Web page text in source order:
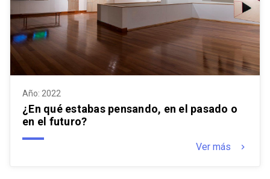
Año: 2022
¿En qué estabas pensando, en el pasado o
en el futuro?
Ver más keyboard_arrow_right